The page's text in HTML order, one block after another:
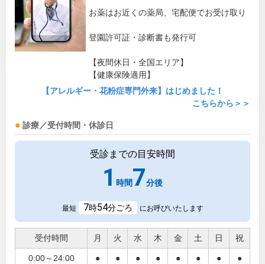
お薬はお近くの薬局、宅配便でお受け取り
登園許可証・診断書も発行可
【夜間休日・全国エリア】
【健康保険適用】
【アレルギー・花粉症専門外来】はじめました！
こちらから＞＞
診療／受付時間・休診日
受診までの目安時間
1 時間7分後
最短 7時54分ごろ にお呼びいたします
受付時間 月 火 水 木 金 土 日 祝
0:00～24:00 ● ● ● ● ● ● ● ●